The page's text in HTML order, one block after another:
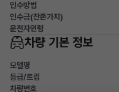
인수방법
인수금(잔존가치)
운전자연령
차량 기본 정보
모델명
등급/트림
차량번호